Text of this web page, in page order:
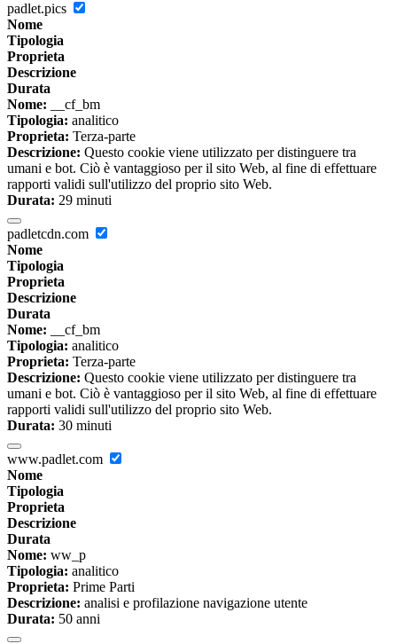
padlet.pics
Nome
Tipologia
Proprieta
Descrizione
Durata
Nome: __cf_bm
Tipologia: analitico
Proprieta: Terza-parte
Descrizione: Questo cookie viene utilizzato per distinguere tra
umani e bot. Ciò è vantaggioso per il sito Web, al fine di effettuare
rapporti validi sull'utilizzo del proprio sito Web.
Durata: 29 minuti
padletcdn.com
Nome
Tipologia
Proprieta
Descrizione
Durata
Nome: __cf_bm
Tipologia: analitico
Proprieta: Terza-parte
Descrizione: Questo cookie viene utilizzato per distinguere tra
umani e bot. Ciò è vantaggioso per il sito Web, al fine di effettuare
rapporti validi sull'utilizzo del proprio sito Web.
Durata: 30 minuti
www.padlet.com
Nome
Tipologia
Proprieta
Descrizione
Durata
Nome: ww_p
Tipologia: analitico
Proprieta: Prime Parti
Descrizione: analisi e profilazione navigazione utente
Durata: 50 anni